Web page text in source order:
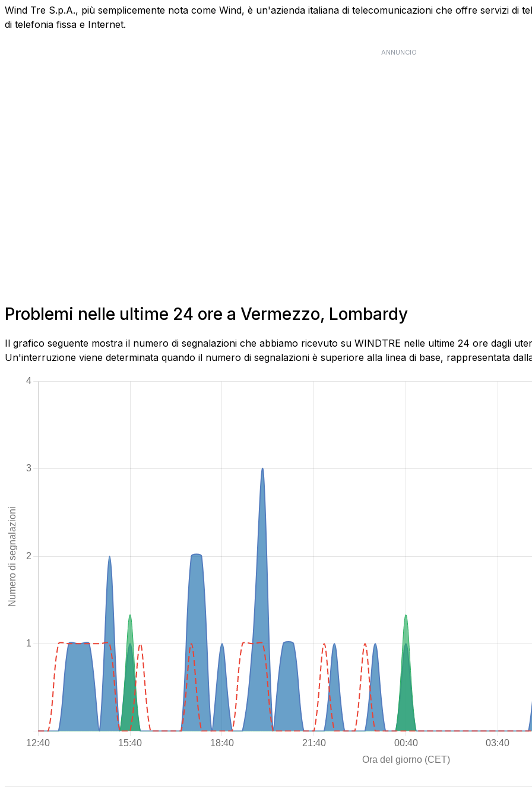
Wind Tre S.p.A., più semplicemente nota come Wind, è un'azienda italiana di telecomunicazioni che offre servizi di
di telefonia fissa e Internet.
ANNUNCIO
Problemi nelle ultime 24 ore a Vermezzo, Lombardy
Il grafico seguente mostra il numero di segnalazioni che abbiamo ricevuto su WINDTRE nelle ultime 24 ore dagli
Un'interruzione viene determinata quando il numero di segnalazioni è superiore alla linea di base, rappresentata